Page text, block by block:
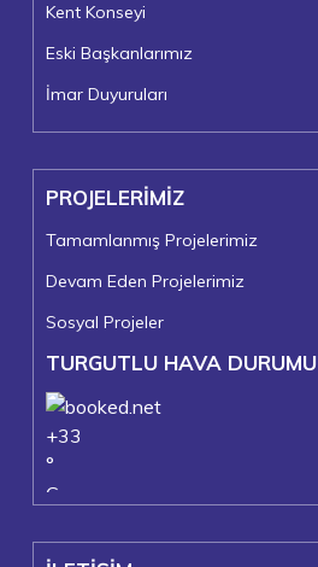
Kent Konseyi
Eski Başkanlarımız
İmar Duyuruları
PROJELERİMİZ
Tamamlanmış Projelerimiz
Devam Eden Projelerimiz
Sosyal Projeler
TURGUTLU HAVA DURUMU
+33
°
C
+22°